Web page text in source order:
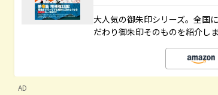
大人気の御朱印シリーズ。全国
だわり御朱印そのものを紹介しま
AD